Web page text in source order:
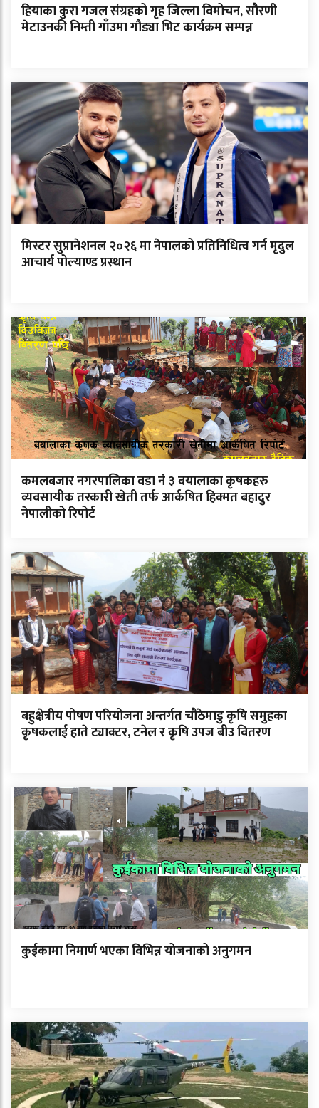
हियाका कुरा गजल संग्रहको गृह जिल्ला विमोचन, सौरणी
मेटाउनकी निम्ती गाँउमा गौड्या भिट कार्यक्रम सम्पन्न
मिस्टर सुप्रानेशनल २०२६ मा नेपालको प्रतिनिधित्व गर्न मृदुल
आचार्य पोल्याण्ड प्रस्थान
कमलबजार नगरपालिका वडा नं ३ बयालाका कृषकहरु
व्यवसायीक तरकारी खेती तर्फ आर्कषित हिक्मत बहादुर
नेपालीको रिपोर्ट
बहुक्षेत्रीय पोषण परियोजना अन्तर्गत चौठेमाडु कृषि समुहका
कृषकलाई हाते ट्याक्टर, टनेल र कृषि उपज बीउ वितरण
कुईकामा निमार्ण भएका विभिन्न योजनाको अनुगमन